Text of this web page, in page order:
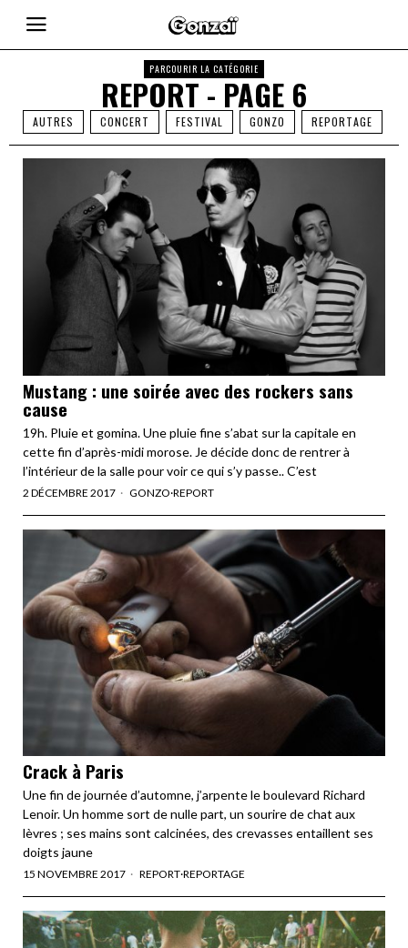
PARCOURIR LA CATÉGORIE
REPORT - PAGE 6
AUTRES CONCERT FESTIVAL GONZO REPORTAGE
Mustang : une soirée avec des rockers sans
cause
19h. Pluie et gomina. Une pluie fine s’abat sur la capitale en
cette fin d’après-midi morose. Je décide donc de rentrer à
l’intérieur de la salle pour voir ce qui s’y passe.. C’est
2 DÉCEMBRE 2017 GONZO·REPORT
Crack à Paris
Une fin de journée d’automne, j’arpente le boulevard Richard
Lenoir. Un homme sort de nulle part, un sourire de chat aux
lèvres ; ses mains sont calcinées, des crevasses entaillent ses
doigts jaune
15 NOVEMBRE 2017 REPORT·REPORTAGE